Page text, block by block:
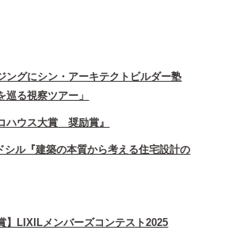
ングにシン・アーキテクトビルダー塾
巡る視察ツアー」
ハウス大賞 奨励賞』
シル『建築の本質から考える住宅設計の
】LIXILメンバーズコンテスト2025